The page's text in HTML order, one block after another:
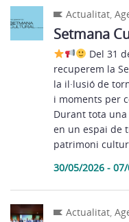
Actualitat,
​Setmana
Del 31
recuperem la
la il·lusió de
i moments per
Durant tota
en un espai de
patrimoni
30/05/2026 -
Actualitat,